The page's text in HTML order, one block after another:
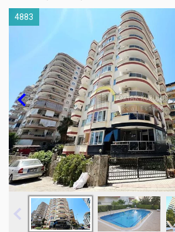
4883